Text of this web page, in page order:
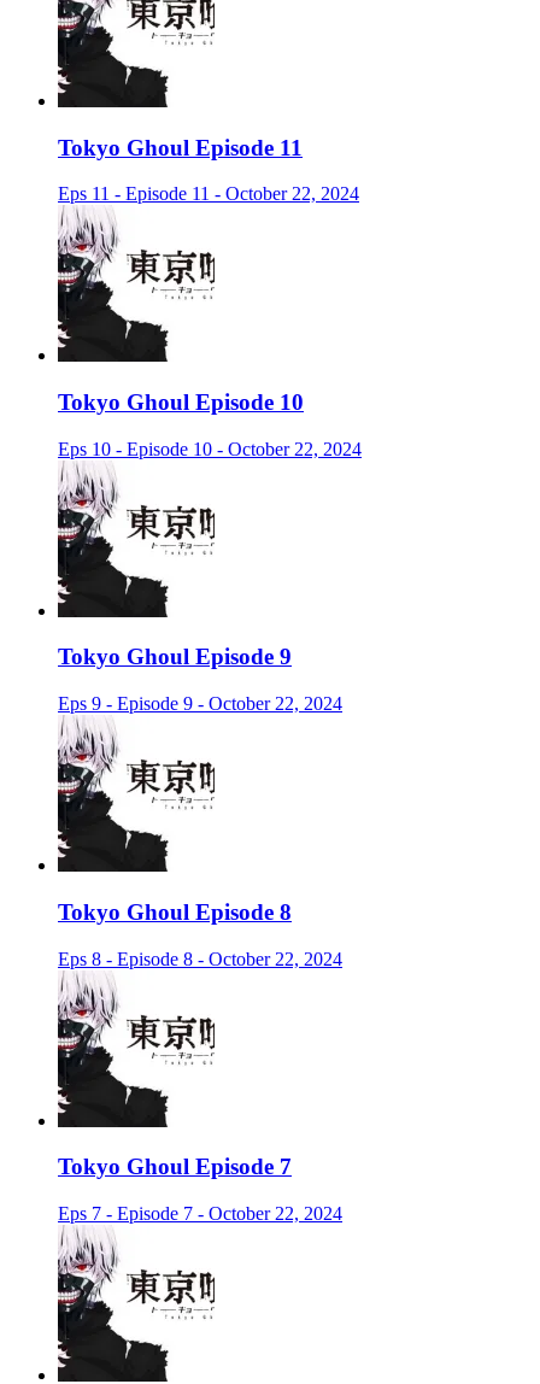
Tokyo Ghoul Episode 11
Eps 11 - Episode 11 - October 22, 2024
Tokyo Ghoul Episode 10
Eps 10 - Episode 10 - October 22, 2024
Tokyo Ghoul Episode 9
Eps 9 - Episode 9 - October 22, 2024
Tokyo Ghoul Episode 8
Eps 8 - Episode 8 - October 22, 2024
Tokyo Ghoul Episode 7
Eps 7 - Episode 7 - October 22, 2024